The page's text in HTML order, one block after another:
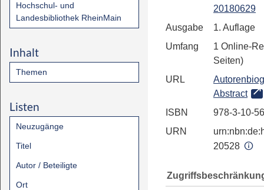
Hochschul- und
Landesbibliothek RheinMain
Inhalt
Themen
Listen
Neuzugänge
Titel
Autor / Beteiligte
Ort
20180629
Ausgabe
1. Auflage
Umfang
1 Online-
Seiten)
URL
Abstract
ISBN
978-3-10-
URN
20528